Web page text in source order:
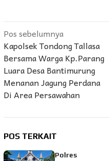
Navigasi
pos
Pos sebelumnya
Kapolsek Tondong Tallasa
Bersama Warga Kp.Parang
Luara Desa Bantimurung
Menanan Jagung Perdana
Di Area Persawahan
POS TERKAIT
Polres